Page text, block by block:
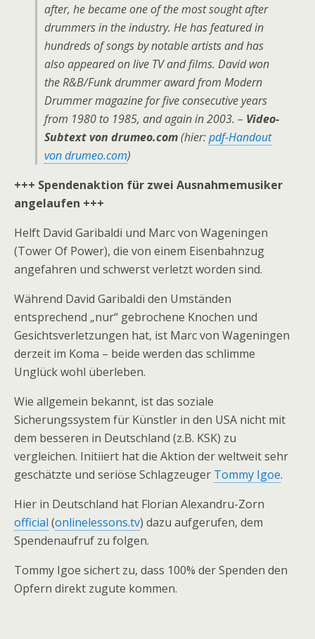
after, he became one of the most sought after
drummers in the industry. He has featured in
hundreds of songs by notable artists and has
also appeared on live TV and films. David won
the R&B/Funk drummer award from Modern
Drummer magazine for five consecutive years
from 1980 to 1985, and again in 2003. – Video-
Subtext von drumeo.com(hier:pdf-Handout
von drumeo.com)
+++ Spendenaktion für zwei Ausnahmemusiker
angelaufen +++
Helft David Garibaldi und Marc von Wageningen
(Tower Of Power), die von einem Eisenbahnzug
angefahren und schwerst verletzt worden sind.
Während David Garibaldi den Umständen
entsprechend „nur“ gebrochene Knochen und
Gesichtsverletzungen hat, ist Marc von Wageningen
derzeit im Koma – beide werden das schlimme
Unglück wohl überleben.
Wie allgemein bekannt, ist das soziale
Sicherungssystem für Künstler in den USA nicht mit
dem besseren in Deutschland (z.B. KSK) zu
vergleichen. Initiiert hat die Aktion der weltweit sehr
geschätzte und seriöse Schlagzeuger Tommy Igoe.
Hier in Deutschland hat Florian Alexandru-Zorn
official (onlinelessons.tv) dazu aufgerufen, dem
Spendenaufruf zu folgen.
Tommy Igoe sichert zu, dass 100% der Spenden den
Opfern direkt zugute kommen.